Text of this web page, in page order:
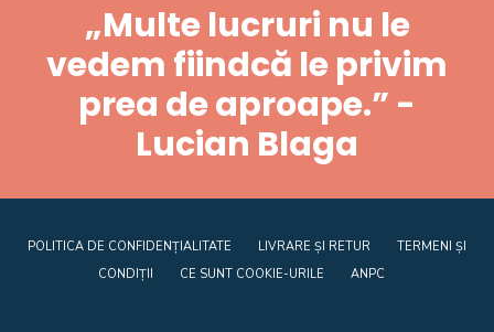
„Multe lucruri nu le
vedem fiindcă le privim
prea de aproape.” -
Lucian Blaga
POLITICA DE CONFIDENȚIALITATE LIVRARE ȘI RETUR
TERMENI ȘI
CONDIȚII
CE SUNT COOKIE-URILE ANPC